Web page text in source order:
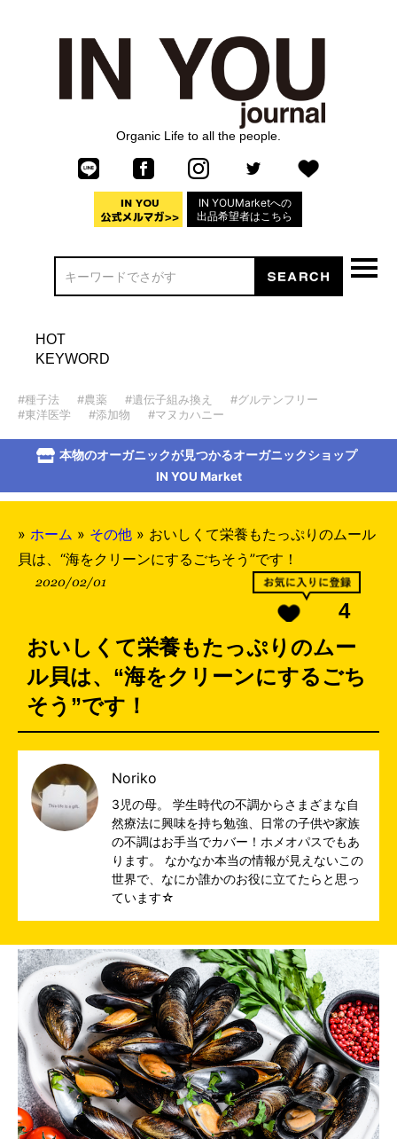
Organic Life to all the people.
IN YOUMarketへの
出品希望者はこちら
HOT
KEYWORD
#種子法 #農薬 #遺伝子組み換え
#グルテンフリー
#東洋医学
#添加物 #マヌカハニー
本物のオーガニックが見つかるオーガニックショップ
IN YOU Market
» ホーム » その他 » おいしくて栄養もたっぷりのムール
貝は、“海をクリーンにするごちそう”です！
2020/02/01
4
おいしくて栄養もたっぷりのムー
ル貝は、“海をクリーンにするごち
そう”です！
Noriko
3児の母。 学生時代の不調からさまざまな自
然療法に興味を持ち勉強、日常の子供や家族
の不調はお手当でカバー！ホメオパスでもあ
ります。 なかなか本当の情報が見えないこの
世界で、なにか誰かのお役に立てたらと思っ
ています☆